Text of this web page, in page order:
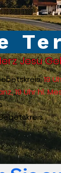
Jesu
19
19 Uhr hl.